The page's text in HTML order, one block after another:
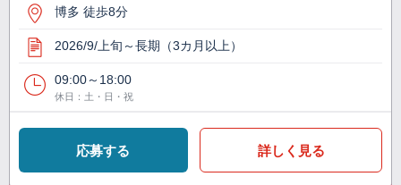
博多 徒歩8分
2026/9/上旬～長期（3カ月以上）
09:00～18:00
休日：土・日・祝
応募する 詳しく見る